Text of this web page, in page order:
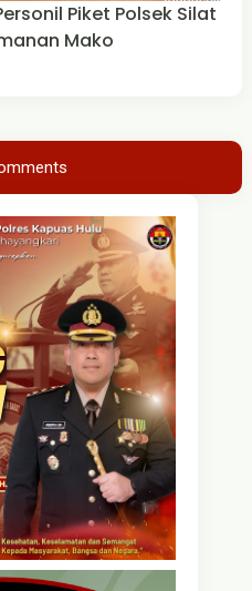
Piket Polsek Silat
Mako